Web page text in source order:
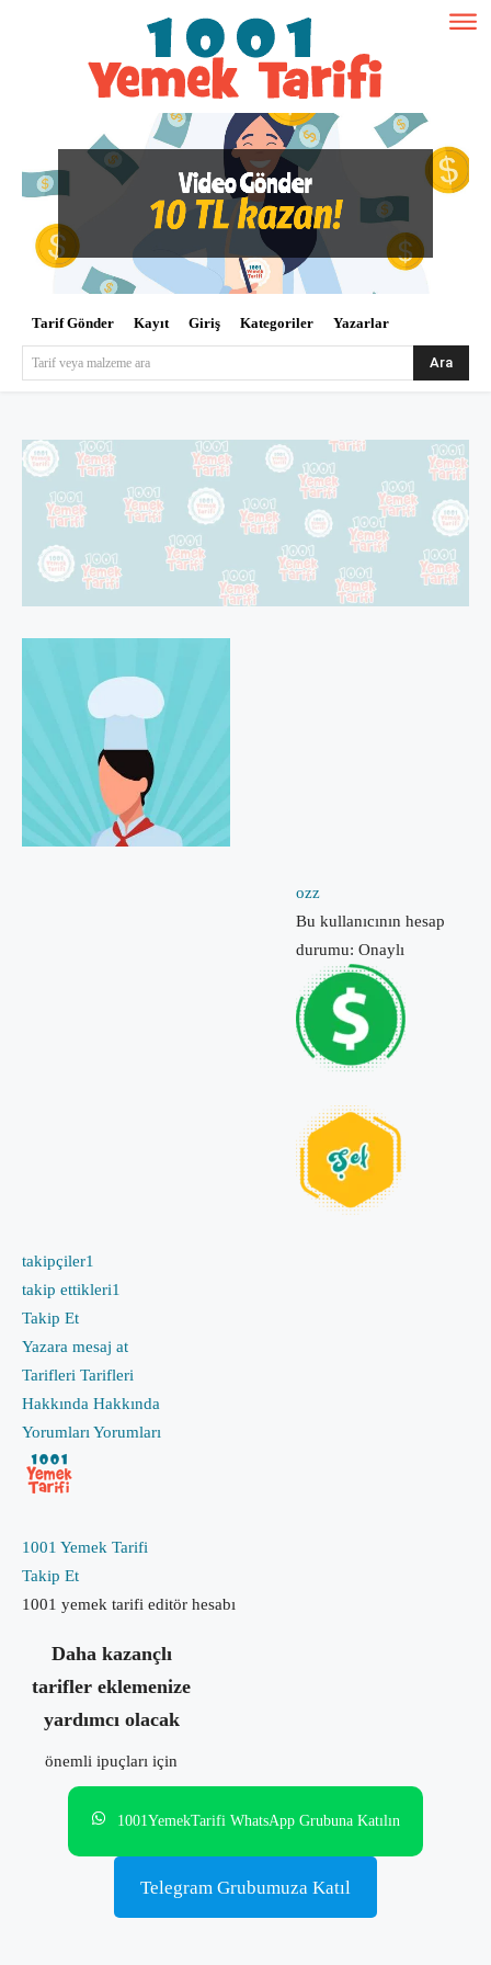
Tarif Gönder Kayıt Giriş Kategoriler Yazarlar
Tarif veya malzeme ara Ara
ozz
Bu kullanıcının hesap
durumu: Onaylı
takipçiler1
takip ettikleri1
Takip Et
Yazara mesaj at
Tarifleri Tarifleri
Hakkında Hakkında
Yorumları Yorumları
1001 Yemek Tarifi
Takip Et
1001 yemek tarifi editör hesabı
Daha kazançlı
tarifler eklemenize
yardımcı olacak
önemli ipuçları için
1001YemekTarifi WhatsApp Grubuna Katılın
Telegram Grubumuza Katıl